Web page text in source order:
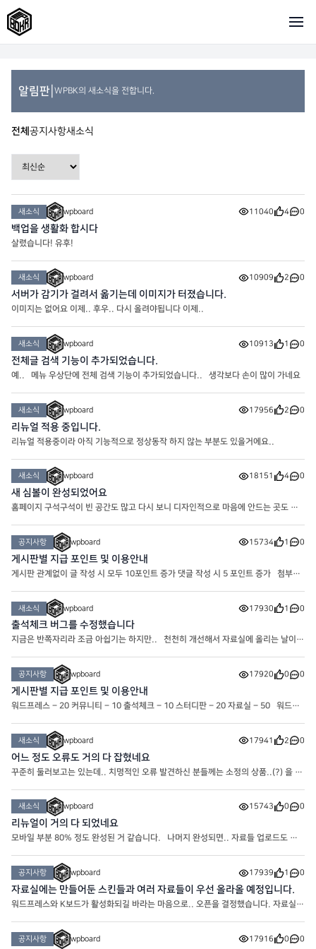
알림판 WPBK의 새소식을 전합니다.
전체 공지사항새소식
새소식 wpboard 11040 4 0
백업을 생활화 합시다
살렸습니다! 유후!
새소식 wpboard 10909 2 0
서버가 감기가 걸려서 옮기는데 이미지가 터졌습니다.
이미지는 없어요 이제.. 후우.. 다시 올려야됩니다 이제..
새소식 wpboard 10913 1 0
전체글 검색 기능이 추가되었습니다.
예.. 메뉴 우상단에 전체 검색 기능이 추가되었습니다.. 생각보다 손이 많이 가네요
새소식 wpboard 17956 2 0
리뉴얼 적용 중입니다.
리뉴얼 적용중이라 아직 기능적으로 정상동작 하지 않는 부분도 있을거에요..
새소식 wpboard 18151 4 0
새 심볼이 완성되었어요
홈페이지 구석구석이 빈 공간도 많고 다시 보니 디자인적으로 마음에 안드는 곳도 많
공지사항 wpboard 15734 1 0
게시판별 지급 포인트 및 이용안내
게시판 관계없이 글 작성 시 모두 10포인트 증가 댓글 작성 시 5 포인트 증가 첨부파
새소식 wpboard 17930 1 0
출석체크 버그를 수정했습니다
지금은 반쪽자리라 조금 아쉽기는 하지만.. 천천히 개선해서 자료실에 올리는 날이
공지사항 wpboard 17920 0 0
게시판별 지급 포인트 및 이용안내
워드프레스 – 20 커뮤니티 – 10 출석체크 – 10 스터디판 – 20 자료실 – 50 워드프
주는 행위는 제재 대상입니다. 스터디판 : 워드프레스에 도
새소식 wpboard 17941 2 0
어느 정도 오류도 거의 다 잡혔네요
꾸준히 둘러보고는 있는데.. 치명적인 오류 발견하신 분들께는 소정의 상품..(?) 을 드
새소식 wpboard 15743 0 0
리뉴얼이 거의 다 되었네요
모바일 부분 80% 정도 완성된 거 같습니다. 나머지 완성되면.. 자료들 업로드도 같
공지사항 wpboard 17939 1 0
자료실에는 만들어둔 스킨들과 여러 자료들이 우선 올라올 예정입니다.
워드프레스와 K보드가 활성화되길 바라는 마음으로.. 오픈을 결정했습니다. 자료실에
공지사항 wpboard 17916 0 0